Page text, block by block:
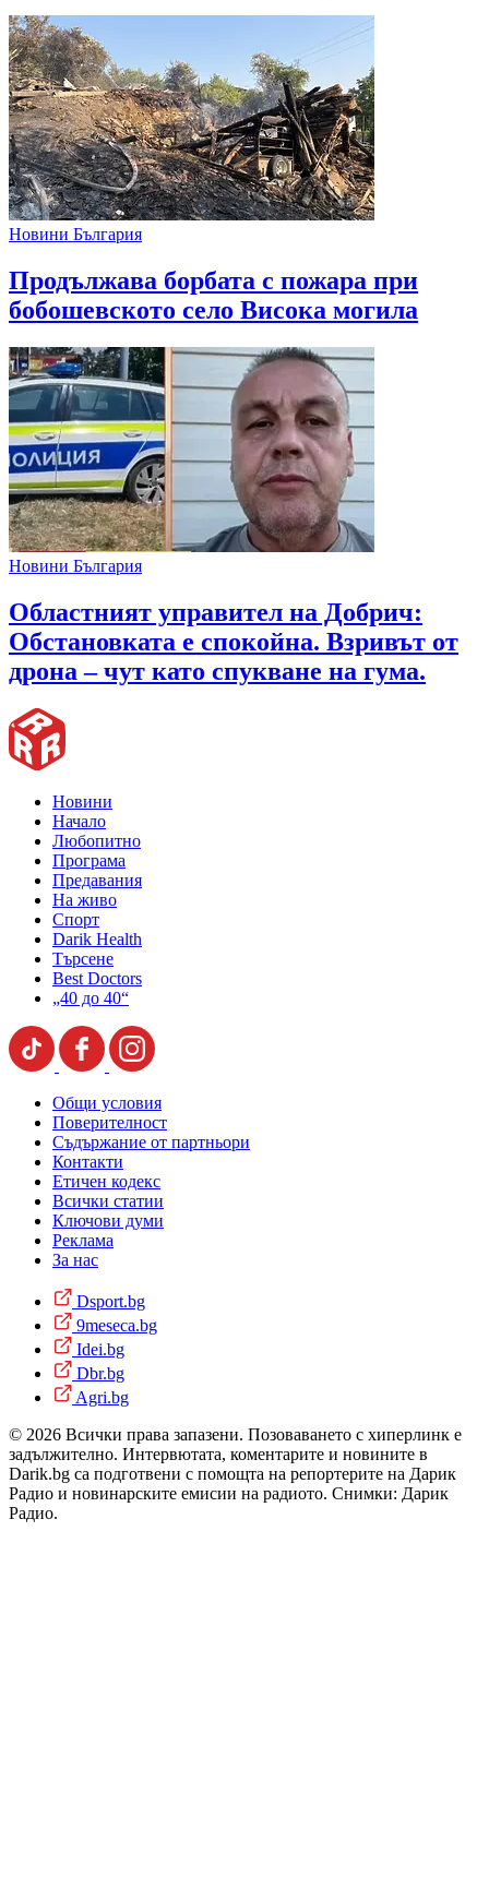
Новини България
Продължава борбата с пожара при
бобошевското село Висока могила
Новини България
Областният управител на Добрич:
Обстановката е спокойна. Взривът от
дрона – чут като спукване на гума.
Новини
Начало
Любопитно
Програма
Предавания
На живо
Спорт
Darik Health
Търсене
Best Doctors
„40 до 40“
Общи условия
Поверителност
Съдържание от партньори
Контакти
Етичен кодекс
Всички статии
Ключови думи
Реклама
За нас
Dsport.bg
9meseca.bg
Idei.bg
Dbr.bg
Agri.bg
© 2026 Всички права запазени. Позоваването с хиперлинк е
задължително. Интервютата, коментарите и новините в
Darik.bg са подготвени с помощта на репортерите на Дарик
Радио и новинарските емисии на радиото. Снимки: Дарик
Радио.